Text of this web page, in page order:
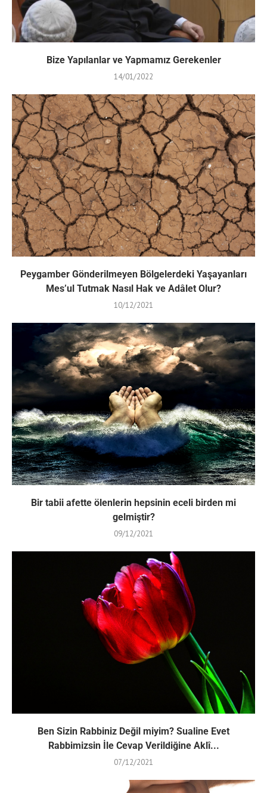
Bize Yapılanlar ve Yapmamız Gerekenler
14/01/2022
Peygamber Gönderilmeyen Bölgelerdeki Yaşayanları
Mes’ul Tutmak Nasıl Hak ve Adâlet Olur?
10/12/2021
Bir tabii afette ölenlerin hepsinin eceli birden mi
gelmiştir?
09/12/2021
Ben Sizin Rabbiniz Değil miyim? Sualine Evet
Rabbimizsin İle Cevap Verildiğine Aklî...
07/12/2021